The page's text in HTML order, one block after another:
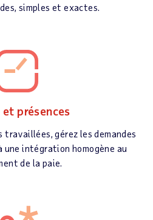
simples et exactes.
et présences
travaillées, gérez les demandes
une intégration homogène au
de la paie.